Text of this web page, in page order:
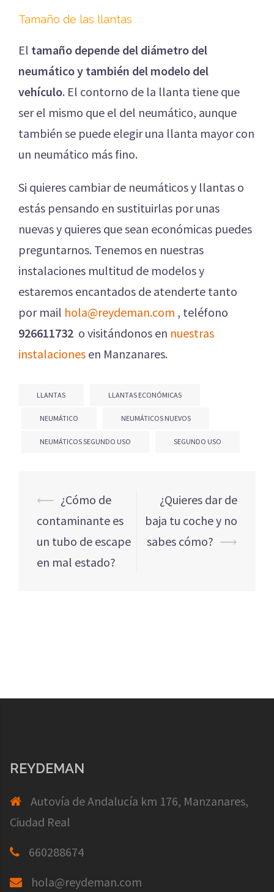
Tamaño de las llantas
El tamaño depende del diámetro del
neumático y también del modelo del
vehículo. El contorno de la llanta tiene que
ser el mismo que el del neumático, aunque
también se puede elegir una llanta mayor con
un neumático más fino.
Si quieres cambiar de neumáticos y llantas o
estás pensando en sustituirlas por unas
nuevas y quieres que sean económicas puedes
preguntarnos. Tenemos en nuestras
instalaciones multitud de modelos y
estaremos encantados de atenderte tanto
por mail hola@reydeman.com , teléfono
926611732 o visitándonos en nuestras
instalaciones en Manzanares.
LLANTAS LLANTAS ECONÓMICAS
NEUMÁTICO NEUMÁTICOS NUEVOS
NEUMÁTICOS SEGUNDO USO SEGUNDO USO
Navegación
de
entradas
⟵ ¿Cómo de
contaminante es
un tubo de escape
en mal estado?
¿Quieres dar de
baja tu coche y no
sabes cómo? ⟶
REYDEMAN
Autovía de Andalucía km 176, Manzanares,
Ciudad Real
660288674
hola@reydeman.com